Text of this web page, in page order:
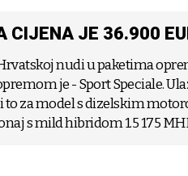
CIJENA JE 36.900
nudi u paketima
je - Sport Speciale.
to za model s dizelskim
s mild hibridom 1.5 175